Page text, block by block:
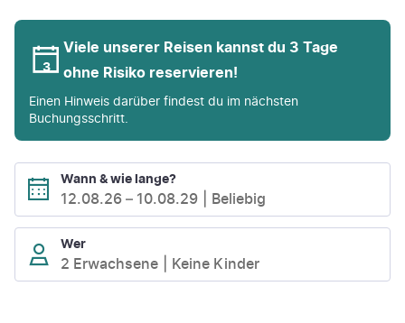
Viele unserer Reisen kannst du 3 Tage
ohne Risiko reservieren!
Einen Hinweis darüber findest du im nächsten
Buchungsschritt.
Wann & wie lange?
12.08.26 – 10.08.29 Beliebig
Wer
2 Erwachsene Keine Kinder